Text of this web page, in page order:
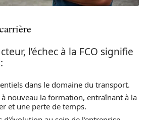
l’échec à la FCO signifie
dans le domaine du transport.
à nouveau la formation, entraînant à la
et une perte de temps.